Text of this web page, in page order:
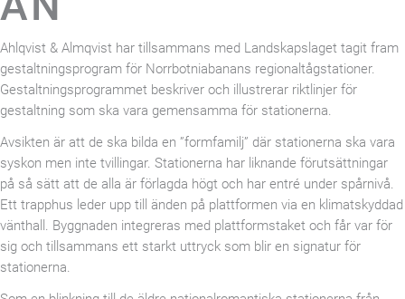
Ahlqvist & Almqvist har tillsammans med Landskapslaget tagit fram
gestaltningsprogram för Norrbotniabanans regionaltågstationer.
Gestaltningsprogrammet beskriver och illustrerar riktlinjer för
gestaltning som ska vara gemensamma för stationerna.
Avsikten är att de ska bilda en ”formfamilj” där stationerna ska vara
syskon men inte tvillingar. Stationerna har liknande förutsättningar
på så sätt att de alla är förlagda högt och har entré under spårnivå.
Ett trapphus leder upp till änden på plattformen via en klimatskyddad
vänthall. Byggnaden integreras med plattformstaket och får var för
sig och tillsammans ett starkt uttryck som blir en signatur för
stationerna.